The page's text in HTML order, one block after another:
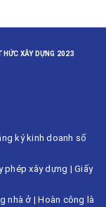
XÂY DỰNG 2023
ký kinh doanh số
phép xây dựng | Giấy
nhà ở |Hoàn công là